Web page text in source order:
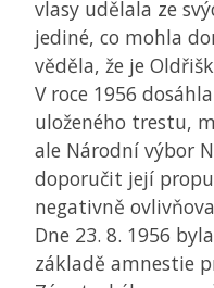
vlasy udělala ze
jediné, co mohla
věděla, že je
V roce 1956
uloženého trestu,
ale Národní výbor
doporučit její
negativně
Dne 23. 8. 1956
základě amnestie